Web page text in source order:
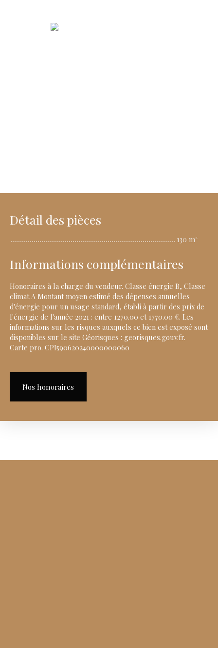
Détail des pièces
130 m²
Informations complémentaires
Honoraires à la charge du vendeur. Classe énergie B, Classe
climat A Montant moyen estimé des dépenses annuelles
d'énergie pour un usage standard, établi à partir des prix de
l'énergie de l'année 2021 : entre 1270.00 et 1770.00 €. Les
informations sur les risques auxquels ce bien est exposé sont
disponibles sur le site Géorisques : georisques.gouv.fr.
Carte pro. CPI590620240000000060
Nos honoraires